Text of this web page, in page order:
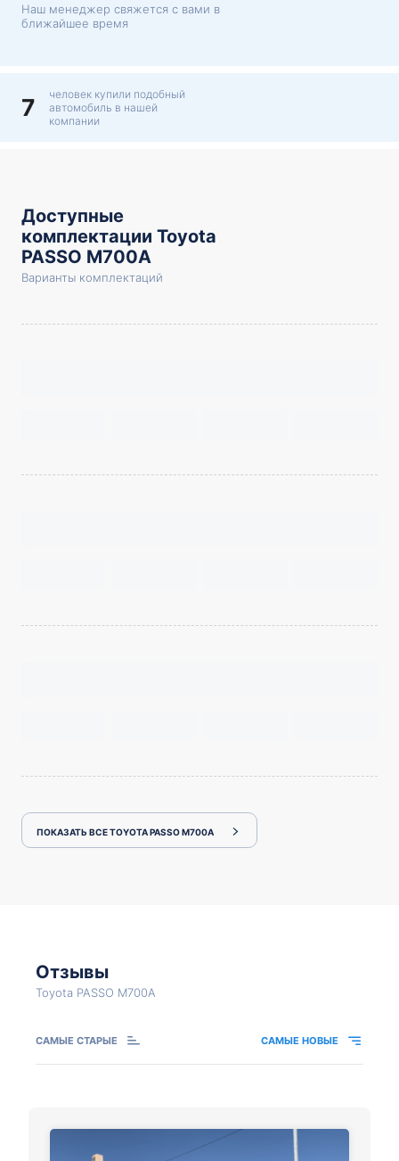
Наш менеджер свяжется с вами в
ближайшее время
7
человек купили подобный
автомобиль в нашей
компании
Доступные
комплектации Toyota
PASSO M700A
Варианты комплектаций
ПОКАЗАТЬ ВСЕ TOYOTA PASSO M700A
Отзывы
Toyota PASSO M700A
САМЫЕ СТАРЫЕ САМЫЕ НОВЫЕ